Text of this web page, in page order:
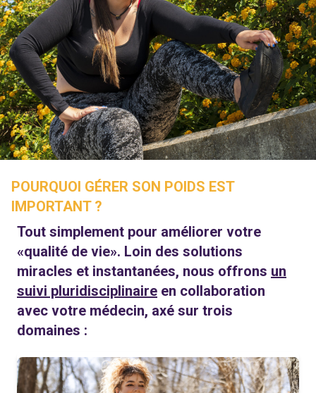
POURQUOI GÉRER SON POIDS EST
IMPORTANT ?
Tout simplement pour améliorer votre
«qualité de vie». Loin des solutions
miracles et instantanées, nous offrons un
suivi pluridisciplinaire en collaboration
avec votre médecin, axé sur trois
domaines :